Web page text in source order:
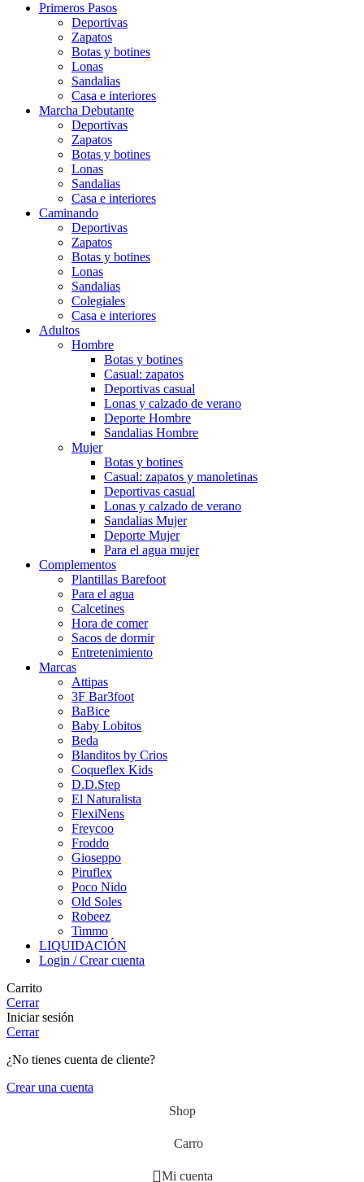
Primeros Pasos
Deportivas
Zapatos
Botas y botines
Lonas
Sandalias
Casa e interiores
Marcha Debutante
Deportivas
Zapatos
Botas y botines
Lonas
Sandalias
Casa e interiores
Caminando
Deportivas
Zapatos
Botas y botines
Lonas
Sandalias
Colegiales
Casa e interiores
Adultos
Hombre
Botas y botines
Casual: zapatos
Deportivas casual
Lonas y calzado de verano
Deporte Hombre
Sandalias Hombre
Mujer
Botas y botines
Casual: zapatos y manoletinas
Deportivas casual
Lonas y calzado de verano
Sandalias Mujer
Deporte Mujer
Para el agua mujer
Complementos
Plantillas Barefoot
Para el agua
Calcetines
Hora de comer
Sacos de dormir
Entretenimiento
Marcas
Attipas
3F Bar3foot
BaBice
Baby Lobitos
Beda
Blanditos by Crios
Coqueflex Kids
D.D.Step
El Naturalista
FlexiNens
Freycoo
Froddo
Gioseppo
Piruflex
Poco Nido
Old Soles
Robeez
Timmo
LIQUIDACIÓN
Login / Crear cuenta
Carrito
Cerrar
Iniciar sesión
Cerrar
¿No tienes cuenta de cliente?
Crear una cuenta
Shop
Carro
Mi cuenta